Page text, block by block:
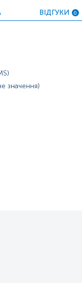
ВІДГУКИ 0
значення)